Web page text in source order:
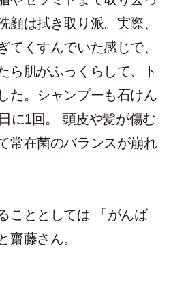
顔は拭き取り派。実際、
てくすんでいた感じで、
ら肌がふっくらして、ト
た。シャンプーも石けん
に1回。 頭皮や髪が傷む
常在菌のバランスが崩れ
こととしては 「がんば
齋藤さん。